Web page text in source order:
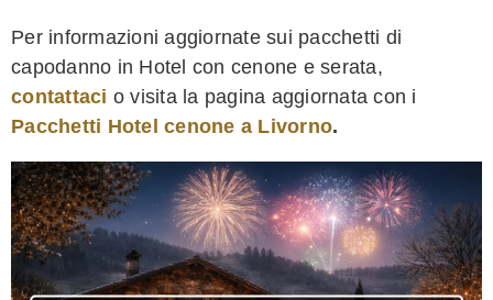
Per informazioni aggiornate sui pacchetti di
capodanno in Hotel con cenone e serata,
contattaci o visita la pagina aggiornata con i
Pacchetti Hotel cenone a Livorno.